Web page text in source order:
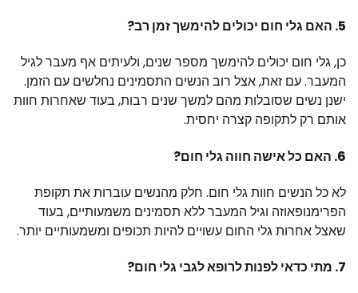
5. האם גלי חום יכולים להימשך זמן רב?
כן, גלי חום יכולים להימשך מספר שנים, ולעיתים אף מעבר לגיל
המעבר. עם זאת, אצל רוב הנשים התסמינים נחלשים עם הזמן.
ישנן נשים שסובלות מהם למשך שנים רבות, בעוד שאחרות חוות
אותם רק לתקופה קצרה יחסית.
6. האם כל אישה חווה גלי חום?
לא כל הנשים חוות גלי חום. חלק מהנשים עוברות את תקופת
הפרימנופאוזה וגיל המעבר ללא תסמינים משמעותיים, בעוד
שאצל אחרות גלי החום עשויים להיות תכופים ומשמעותיים יותר.
7. מתי כדאי לפנות לרופא לגבי גלי חום?